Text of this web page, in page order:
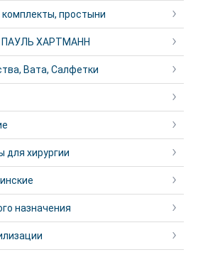
простыни
ПАУЛЬ ХАРТМАНН
Вата, Салфетки
для хирургии
назначения